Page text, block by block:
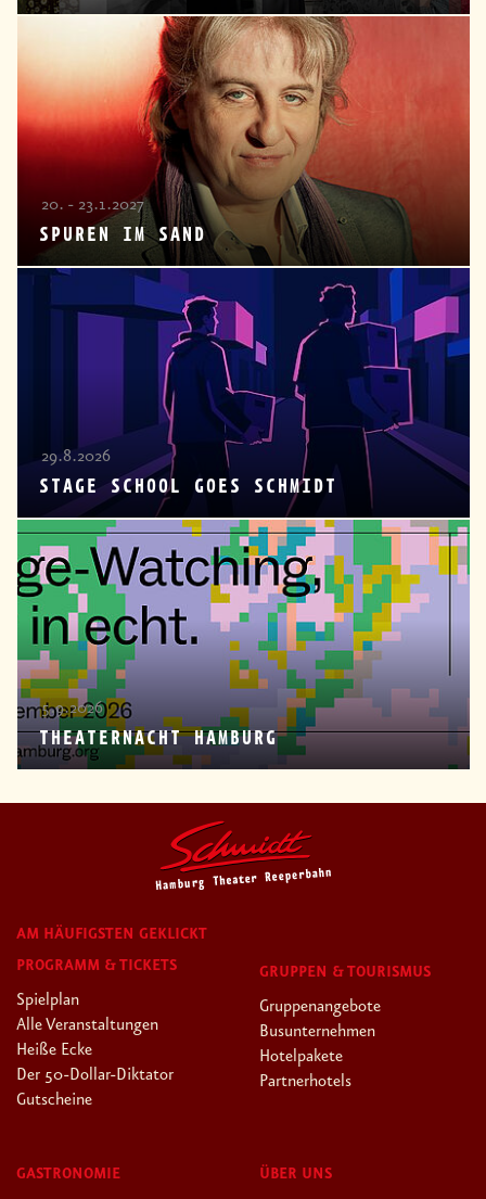
20. - 23.1.2027
SPUREN IM SAND
29.8.2026
STAGE SCHOOL GOES SCHMIDT
5.9.2026
THEATERNACHT HAMBURG
AM HÄUFIGSTEN GEKLICKT
PROGRAMM & TICKETS
Spielplan
Alle Veranstaltungen
Heiße Ecke
Der 50-Dollar-Diktator
Gutscheine
GRUPPEN & TOURISMUS
Gruppenangebote
Busunternehmen
Hotelpakete
Partnerhotels
GASTRONOMIE ÜBER UNS